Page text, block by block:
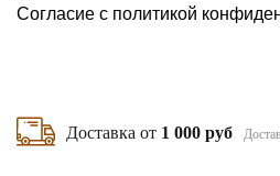
Согласие с политикой
Доставка от 1 000 руб